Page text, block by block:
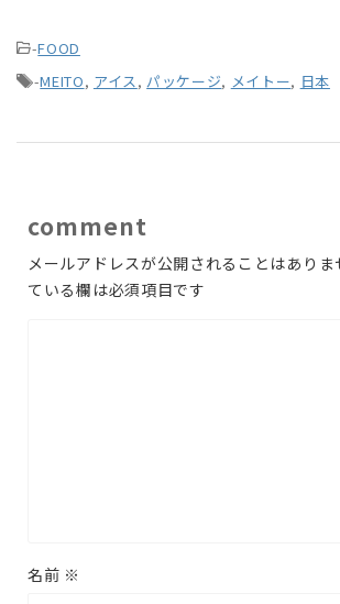
-FOOD
-MEITO, アイス,パッケージ, メイトー, 日本
comment
メールアドレスが公開されることはありま
ている欄は必須項目です
名前 ※